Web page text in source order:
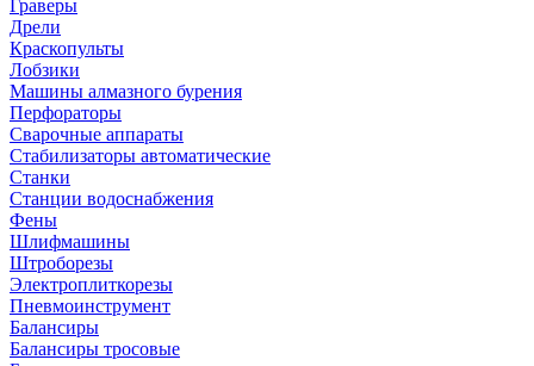
Граверы
Дрели
Краскопульты
Лобзики
Машины алмазного бурения
Перфораторы
Сварочные аппараты
Стабилизаторы автоматические
Станки
Станции водоснабжения
Фены
Шлифмашины
Штроборезы
Электроплиткорезы
Пневмоинструмент
Балансиры
Балансиры тросовые